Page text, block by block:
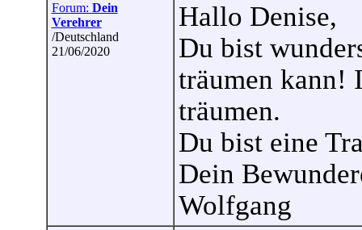
Forum: Dein
Verehrer
/Deutschland
21/06/2020
Hallo Denise,
Du bist
träumen kann!
träumen.
Du bist eine
Dein
Wolfgang